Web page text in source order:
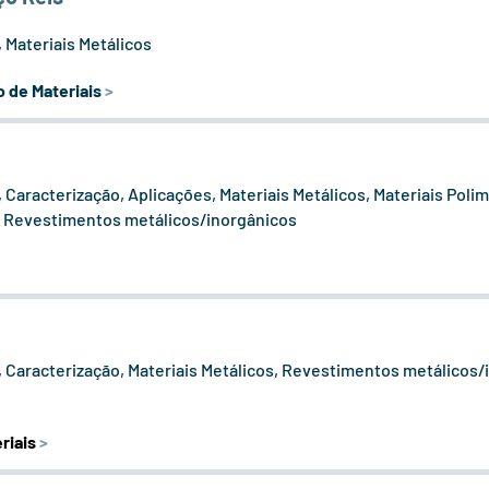
Metálicos
de Materiais>
Aplicações, Materiais Metálicos, Materiais
metálicos/inorgânicos
Caracterização, Materiais Metálicos, Revestimentos
>